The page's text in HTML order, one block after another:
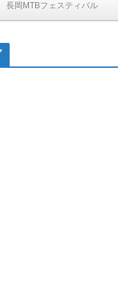
長岡MTBフェスティバル